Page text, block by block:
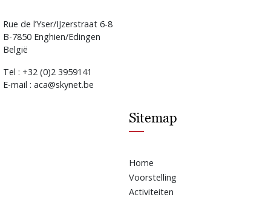
Rue de l’Yser/IJzerstraat 6-8
B-7850 Enghien/Edingen
België
Tel : +32 (0)2 3959141
E-mail : aca@skynet.be
Sitemap
Home
Voorstelling
Activiteiten